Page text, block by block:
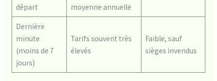
départ
moyenne annuelle
Dernière
minute
(moins de 7
jours)
Tarifs souvent très
élevés
Faible, sauf
sièges invendus